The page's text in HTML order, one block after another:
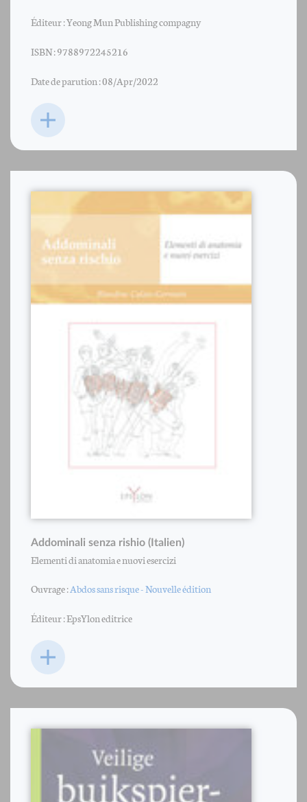
Éditeur : Yeong Mun Publishing compagny
ISBN : 9788972245216
Date de parution : 08/Apr/2022
Addominali senza rishio (Italien)
Elementi di anatomia e nuovi esercizi
Ouvrage :Abdos sans risque - Nouvelle édition
Éditeur : EpsYlon editrice